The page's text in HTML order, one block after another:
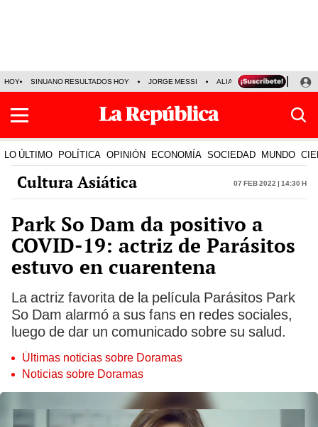
HOY SINUANO RESULTADOS HOY JORGE MESSI ALIANZA LIMA VS SPORT
LO ÚLTIMO POLÍTICA OPINIÓN ECONOMÍA SOCIEDAD MUNDO
Cultura Asiática 07 Feb 2022 | 14:30 h
Park So Dam da positivo a
COVID-19: actriz de Parásitos
estuvo en cuarentena
La actriz favorita de la película Parásitos Park
So Dam alarmó a sus fans en redes sociales,
luego de dar un comunicado sobre su salud.
Últimas noticias sobre Doramas
Noticias sobre Doramas